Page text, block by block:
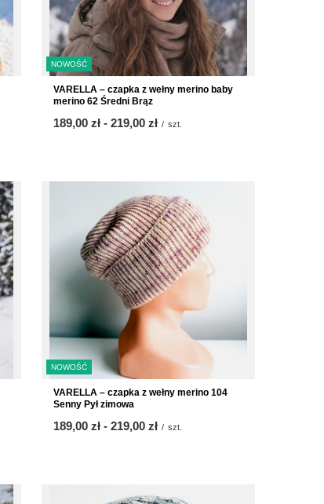
NOWOŚĆ
VARELLA – czapka z wełny merino baby
merino 62 Średni Brąz
od
189,00 zł - do
219,00 zł / szt.
NOWOŚĆ
VARELLA – czapka z wełny merino 104
Senny Pył zimowa
od
189,00 zł - do
219,00 zł / szt.